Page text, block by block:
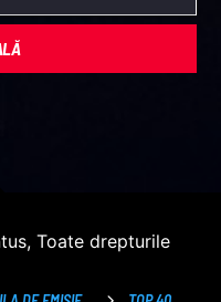
Toate drepturile